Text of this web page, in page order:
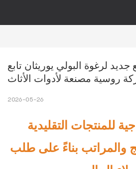
لرغوة البولي يوريثان تابع
روسية مصنعة لأدوات الأثاث
2026-05-26
للمنتجات التقليدية
والمراتب بناءً على طلب